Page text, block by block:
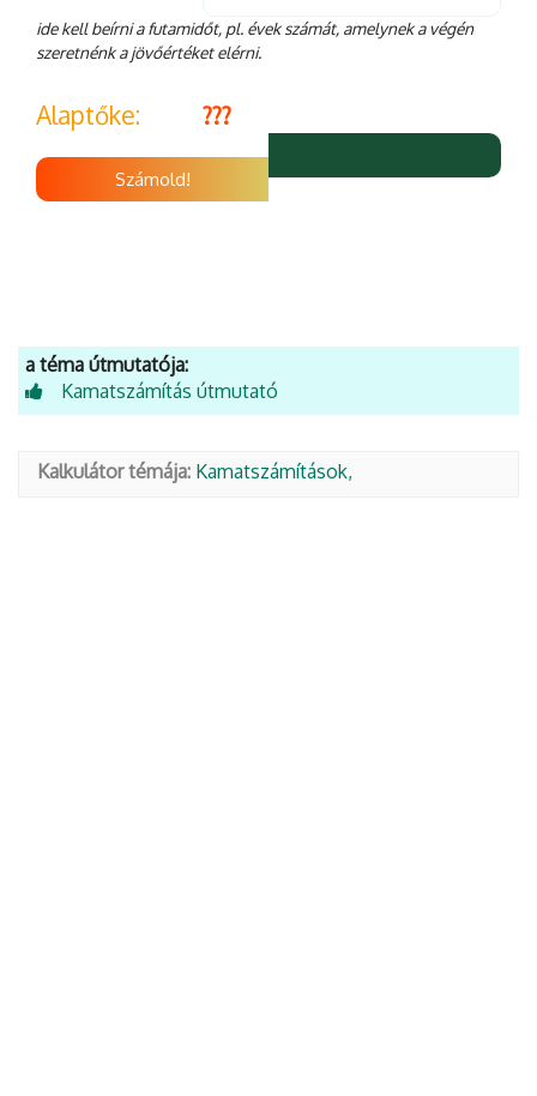
ide kell beírni a futamidőt, pl. évek számát, amelynek a végén
szeretnénk a jövőértéket elérni.
Alaptőke: ???
Számold!
a téma útmutatója:
Kamatszámítás útmutató
Kalkulátor témája: Kamatszámítások